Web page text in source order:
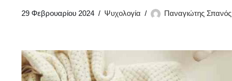
29 Φεβρουαρίου 2024 Ψυχολογία Παναγιώτης Σπανός